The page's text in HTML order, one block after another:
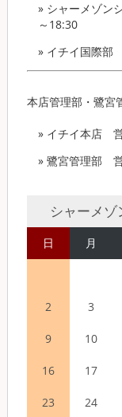
» シャーメゾン
～18:30
» イチイ国際部
本店管理部・鷺宮
» イチイ本店営
» 鷺宮管理部
シャーメ
日 月
2 3
9 10
16
17
23 24